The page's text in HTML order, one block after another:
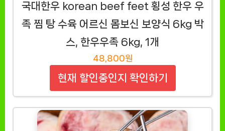
국대한우 korean beef feet 횡성 한우 우
족 찜 탕 수육 어르신 몸보신 보양식 6kg 박
스, 한우우족 6kg, 1개
48,800원
현재 할인중인지 확인하기